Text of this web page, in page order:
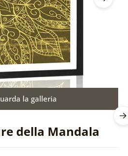
della Mandala
la galleria